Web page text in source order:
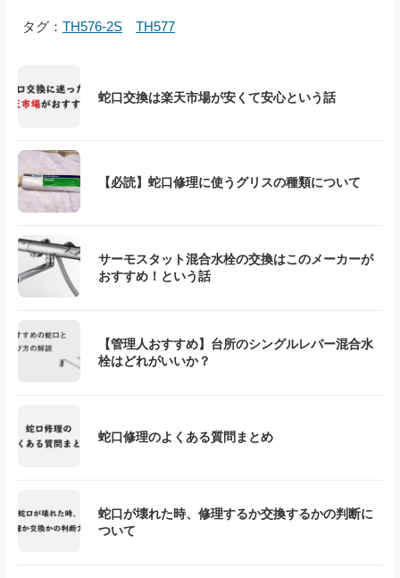
タグ： TH576-2S TH577
蛇口交換は楽天市場が安くて安心という話
【必読】蛇口修理に使うグリスの種類について
サーモスタット混合水栓の交換はこのメーカーが
おすすめ！という話
【管理人おすすめ】台所のシングルレバー混合水
栓はどれがいいか？
蛇口修理のよくある質問まとめ
蛇口が壊れた時、修理するか交換するかの判断に
ついて